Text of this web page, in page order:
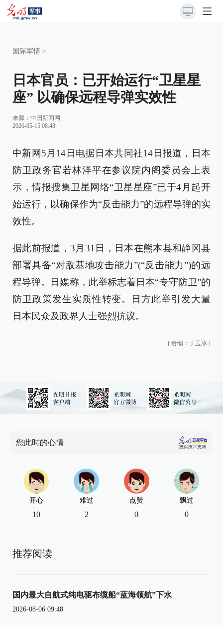
国际军情 >
日本官员：已开始运行“卫星星
座” 以确保远程导弹实效性
来源： 中国新闻网
2026-05-15 08:48
中新网5月14日电据日本共同社14日报道，日本
防卫政务官若林洋平在参议院内阁委员会上表
示，情报搜集卫星网络“卫星星座”已于4月起开
始运行，以确保作为“反击能力”的远程导弹的实
效性。
据此前报道，3月31日，日本在熊本县和静冈县
部署具备“对敌基地攻击能力”(“反击能力”)的远
程导弹。日媒称，此举标志着日本“专守防卫”的
防卫政策发生实质性转变。日方此举引发大量
日本民众及政界人士强烈抗议。
[ 责编：丁玉冰 ]
您此时的心情
开心
10
难过
2
点赞
0
飘过
0
推荐阅读
国内最大自航式纯电驱布缆船“蓝海领航”下水
2026-08-06 09:48